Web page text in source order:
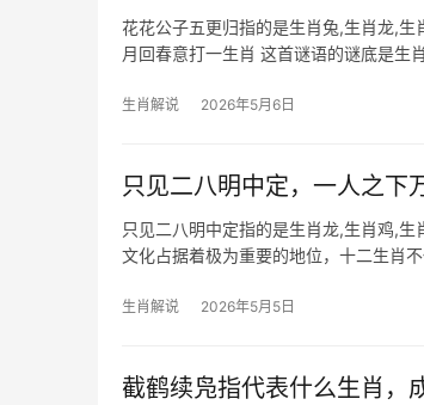
花花公子五更归指的是生肖兔,生肖龙,
月回春意打一生肖 这首谜语的谜底是生
生肖解说 2026年5月6日
只见二八明中定，一人之下
只见二八明中定指的是生肖龙,生肖鸡,
文化占据着极为重要的地位，十二生肖
生肖解说 2026年5月5日
截鹤续凫指代表什么生肖，